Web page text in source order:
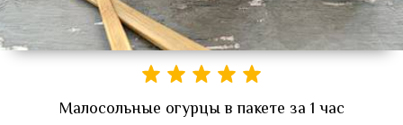
Малосольные огурцы в пакете за 1 час